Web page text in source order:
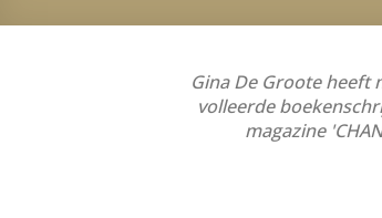
Gina De Groote heeft
volleerde
magazine